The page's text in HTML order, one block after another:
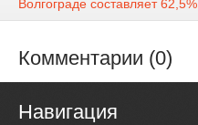
Волгограде составляет 62,5%
Комментарии (0)
Навигация